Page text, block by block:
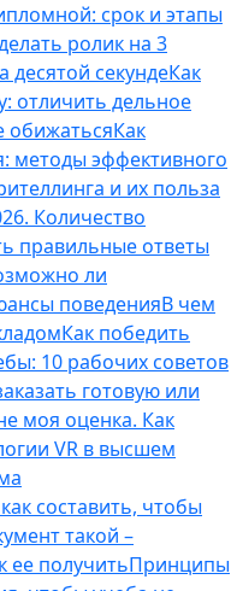
срок и этапы
ролик на 3
секундеКак
отличить дельное
обижатьсяКак
методы эффективного
и их польза
Количество
правильные ответы
ли
поведенияВ чем
Как победить
10 рабочих советов
готовую или
моя оценка. Как
VR в высшем
составить, чтобы
такой –
ее получитьПринципы